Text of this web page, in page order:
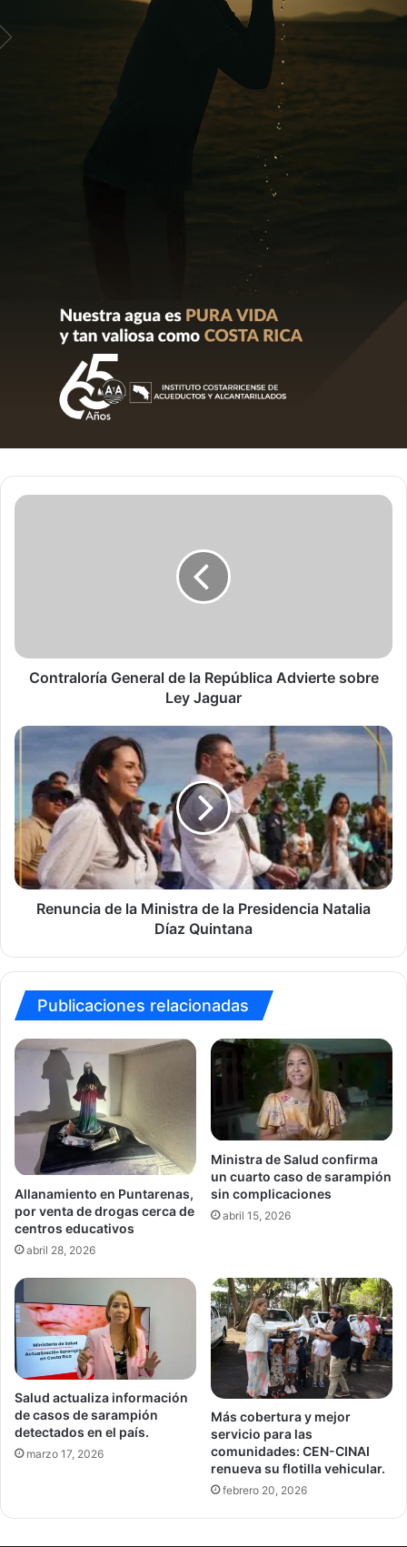
Contraloría
Jaguar
Contraloría General de la República Advierte sobre
Ley Jaguar
Renuncia
Ministra
la
Presidencia
Natalia
Díaz
Quintana
Renuncia de la Ministra de la Presidencia Natalia
Díaz Quintana
Publicaciones relacionadas
Allanamiento en Puntarenas,
por venta de drogas cerca de
centros educativos
abril 28, 2026
Ministra de Salud confirma
un cuarto caso de sarampión
sin complicaciones
abril 15, 2026
Salud actualiza información
de casos de sarampión
detectados en el país.
marzo 17, 2026
Más cobertura y mejor
servicio para las
comunidades: CEN-CINAI
renueva su flotilla vehicular.
febrero 20, 2026